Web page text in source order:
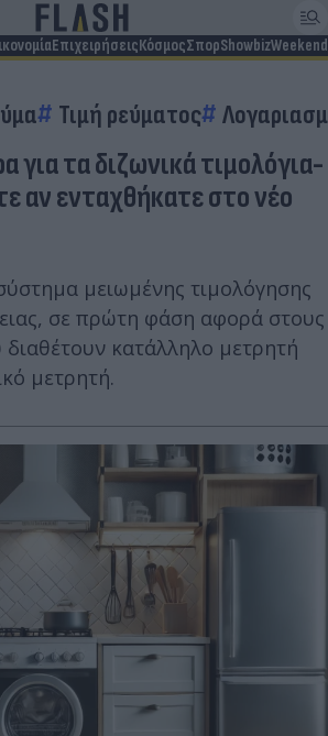
ΕπιχειρήσειςΚόσμοςΣπορShowbizWeekend
Τιμή ρεύματος
για τα διζωνικά τιμολόγια-
αν ενταχθήκατε στο νέο
μειωμένης τιμολόγησης
σε πρώτη φάση αφορά στους
κατάλληλο μετρητή
μετρητή.